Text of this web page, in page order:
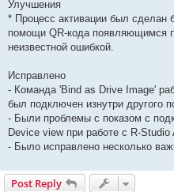
Улучшения
* Процесс активации был сделан
помощи QR-кода появляющимся
неизвестной ошибкой.
Исправлено
- Команда 'Bind as Drive Image'
был подключен изнутри другого
- Были проблемы с показом с
Device view при работе с R-
- Было исправлено несколько
Post Reply